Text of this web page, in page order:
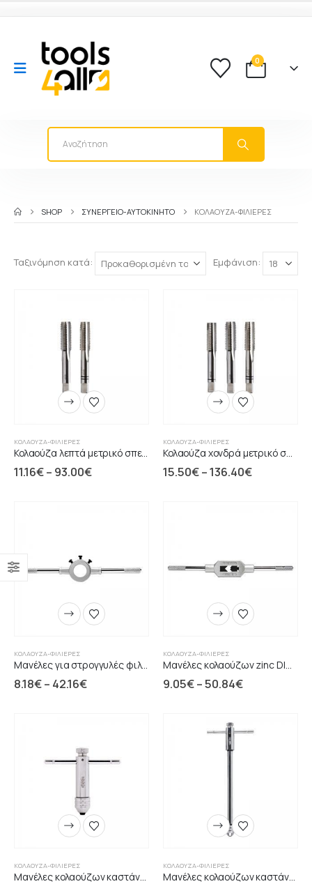
0
SHOP ΣΥΝΕΡΓΕΙΟ-ΑΥΤΟΚΙΝΗΤΟ ΚΟΛΑΟΎΖΑ-ΦΙΛΙΈΡΕΣ
Ταξινόμηση κατά: Εμφάνιση:
ΚΟΛΑΟΎΖΑ-ΦΙΛΙΈΡΕΣ
Κολαούζα λεπτά μετρικό σπείρωμα HSS DIN2181
11.16€– 93.00€
ΚΟΛΑΟΎΖΑ-ΦΙΛΙΈΡΕΣ
Κολαούζα χονδρά μετρικό σπείρωμα HSS DIN352-HR:63-66
15.50€–136.40€
ΚΟΛΑΟΎΖΑ-ΦΙΛΙΈΡΕΣ
Μανέλες για στρογγυλές φιλιέρες DIN225
8.18€– 42.16€
ΚΟΛΑΟΎΖΑ-ΦΙΛΙΈΡΕΣ
9.05€–50.84€
ΚΟΛΑΟΎΖΑ-ΦΙΛΙΈΡΕΣ
Μανέλες κολαούζων καστάνιας κοντές 85mm FASANO
ΚΟΛΑΟΎΖΑ-ΦΙΛΙΈΡΕΣ
Μανέλες κολαούζων καστάνιας μακριές 300mm